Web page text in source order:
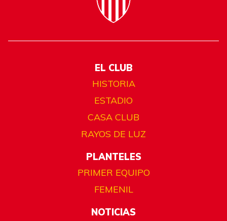
EL CLUB
HISTORIA
ESTADIO
CASA CLUB
RAYOS DE LUZ
PLANTELES
PRIMER EQUIPO
FEMENIL
NOTICIAS